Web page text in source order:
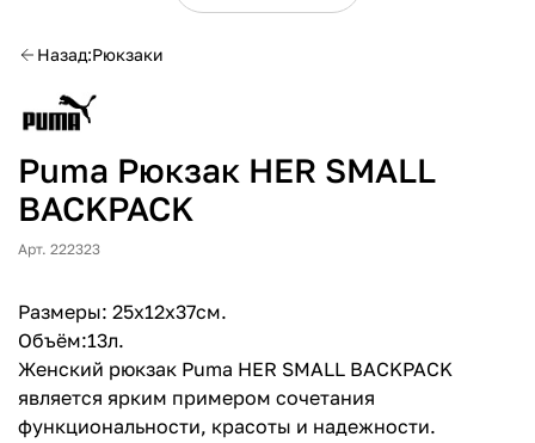
Назад Рюкзаки
Puma Рюкзак HER SMALL
BACKPACK
Арт. 222323
Размеры: 25х12х37см.
Объём:13л.
Женский рюкзак Puma HER SMALL BACKPACK
является ярким примером сочетания
функциональности, красоты и надежности.